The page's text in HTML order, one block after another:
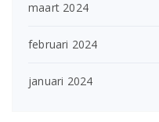
maart 2024
februari 2024
januari 2024